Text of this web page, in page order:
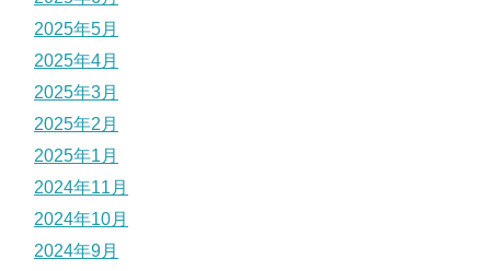
2025年5月
2025年4月
2025年3月
2025年2月
2025年1月
2024年11月
2024年10月
2024年9月